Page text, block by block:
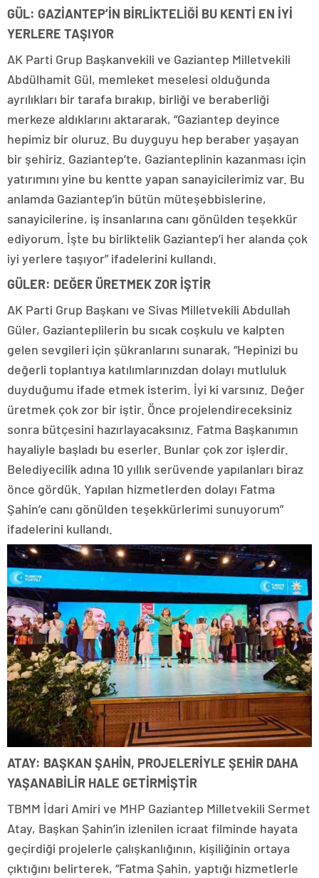
GÜL: GAZİANTEP’İN BİRLİKTELİĞİ BU KENTİ EN İYİ
YERLERE TAŞIYOR
AK Parti Grup Başkanvekili ve Gaziantep Milletvekili
Abdülhamit Gül, memleket meselesi olduğunda
ayrılıkları bir tarafa bırakıp, birliği ve beraberliği
merkeze aldıklarını aktararak, “Gaziantep deyince
hepimiz bir oluruz. Bu duyguyu hep beraber yaşayan
bir şehiriz. Gaziantep’te, Gazianteplinin kazanması için
yatırımını yine bu kentte yapan sanayicilerimiz var. Bu
anlamda Gaziantep’in bütün müteşebbislerine,
sanayicilerine, iş insanlarına canı gönülden teşekkür
ediyorum. İşte bu birliktelik Gaziantep’i her alanda çok
iyi yerlere taşıyor” ifadelerini kullandı.
GÜLER: DEĞER ÜRETMEK ZOR İŞTİR
AK Parti Grup Başkanı ve Sivas Milletvekili Abdullah
Güler, Gazianteplilerin bu sıcak coşkulu ve kalpten
gelen sevgileri için şükranlarını sunarak, “Hepinizi bu
değerli toplantıya katılımlarınızdan dolayı mutluluk
duyduğumu ifade etmek isterim. İyi ki varsınız. Değer
üretmek çok zor bir iştir. Önce projelendireceksiniz
sonra bütçesini hazırlayacaksınız. Fatma Başkanımın
hayaliyle başladı bu eserler. Bunlar çok zor işlerdir.
Belediyecilik adına 10 yıllık serüvende yapılanları biraz
önce gördük. Yapılan hizmetlerden dolayı Fatma
Şahin’e canı gönülden teşekkürlerimi sunuyorum”
ifadelerini kullandı.
ATAY: BAŞKAN ŞAHİN, PROJELERİYLE ŞEHİR DAHA
YAŞANABİLİR HALE GETİRMİŞTİR
TBMM İdari Amiri ve MHP Gaziantep Milletvekili Sermet
Atay, Başkan Şahin’in izlenilen icraat filminde hayata
geçirdiği projelerle çalışkanlığının, kişiliğinin ortaya
çıktığını belirterek, “Fatma Şahin, yaptığı hizmetlerle